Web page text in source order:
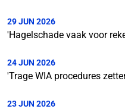
29 JUN 2026
'Hagelschade vaak voor
24 JUN 2026
'Trage WIA procedures
23 JUN 2026